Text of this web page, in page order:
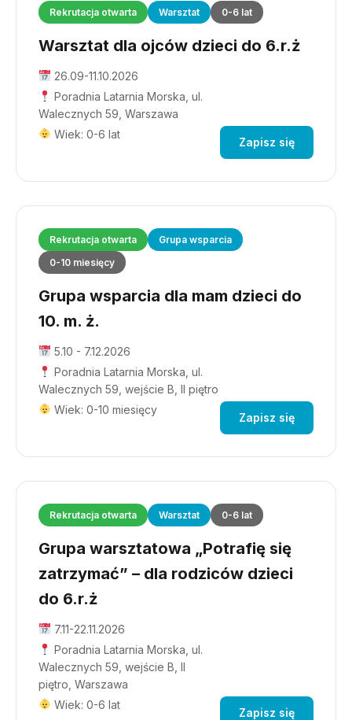
Rekrutacja otwarta Warsztat 0-6 lat
Warsztat dla ojców dzieci do 6.r.ż
26.09-11.10.2026
Poradnia Latarnia Morska, ul.
Walecznych 59, Warszawa
Wiek: 0-6 lat
Zapisz się
Rekrutacja otwarta
Grupa wsparcia
0-10 miesięcy
Grupa wsparcia dla mam dzieci do
10. m. ż.
5.10 - 7.12.2026
Poradnia Latarnia Morska, ul.
Walecznych 59, wejście B, II piętro
Wiek: 0-10 miesięcy
Zapisz się
Rekrutacja otwarta Warsztat 0-6 lat
Grupa warsztatowa „Potrafię się
zatrzymać” – dla rodziców dzieci
do 6.r.ż
7.11-22.11.2026
Poradnia Latarnia Morska, ul.
Walecznych 59, wejście B, II
piętro, Warszawa
Wiek: 0-6 lat
Zapisz się